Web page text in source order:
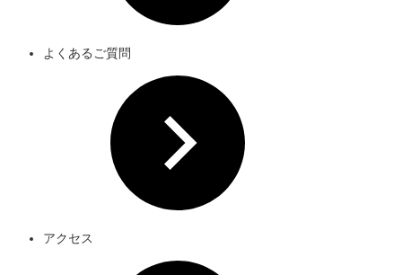
よくあるご質問
アクセス